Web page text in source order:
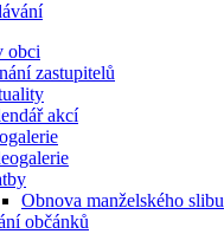
obci
zastupitelů
akcí
Obnova manželského slibu
občánků